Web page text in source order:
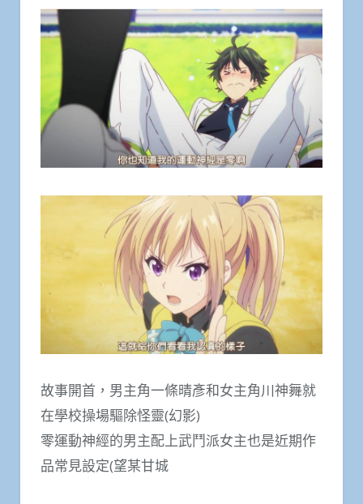
故事開首，男主角一條晴彥和女主角川神舞就
在學校操場驅除怪靈(幻影)
零運動神經的男主配上武鬥派女主也是近期作
品常見設定(望某甘城